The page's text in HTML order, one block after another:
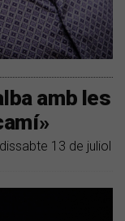
amb les
13 de juliol